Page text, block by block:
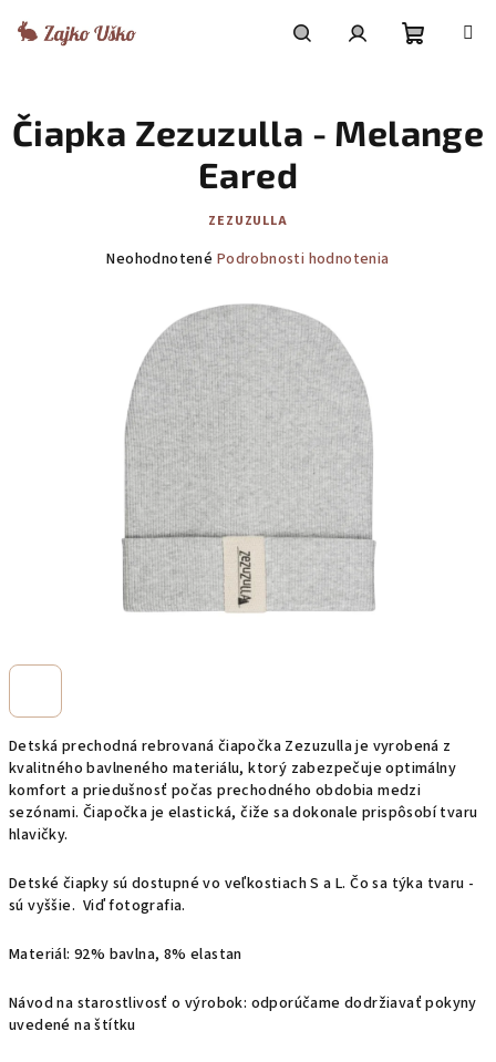
košík
Detská prechodná rebrovaná čiapočka Zezuzulla je vyrobená z
kvalitného bavlneného materiálu, ktorý zabezpečuje optimálny
komfort a priedušnosť počas prechodného obdobia medzi
sezónami. Čiapočka je elastická, čiže sa dokonale prispôsobí tvaru
hlavičky.
Detské čiapky sú dostupné vo veľkostiach S a L. Čo sa týka tvaru -
sú vyššie. Viď fotografia.
Materiál: 92% bavlna, 8% elastan
Návod na starostlivosť o výrobok: odporúčame dodržiavať pokyny
uvedené na štítku
Čiapka Zezuzulla - Melange
Eared
ZEZUZULLA
Priemerné
hviezdičiek.
Neohodnotené Podrobnosti hodnotenia